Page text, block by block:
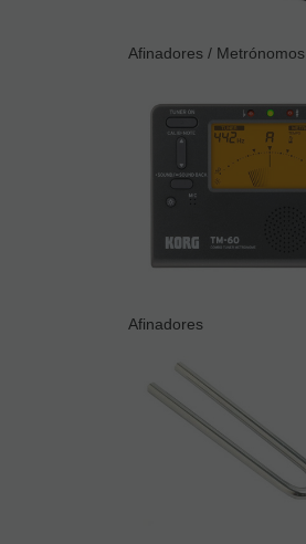
Afinadores / Metrónomos
Afinadores